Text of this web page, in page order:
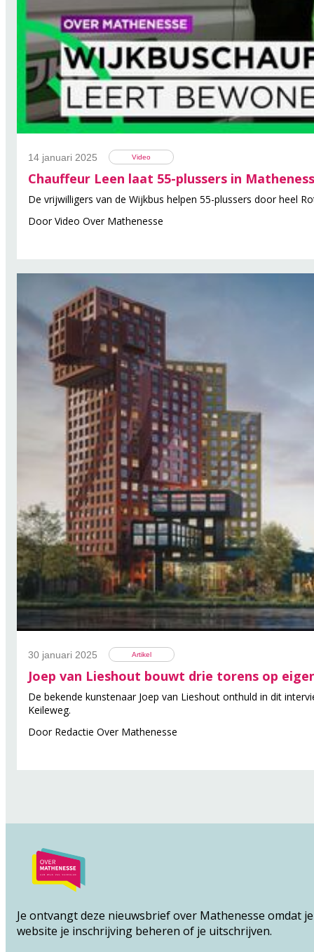
14 januari 2025 Video
Chauffeur Leen laat 55-plussers in
De vrijwilligers van de Wijkbus helpen 55-plussers door heel
DoorVideo Over Mathenesse
30 januari 2025 Artikel
Joep van Lieshout bouwt drie torens op
De bekende kunstenaar Joep van Lieshout onthuld in dit
Keileweg.
Door Redactie Over Mathenesse
Je ontvangt deze nieuwsbrief over Mathenesse omdat
website je inschrijving beheren of je uitschrijven.